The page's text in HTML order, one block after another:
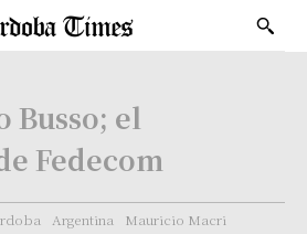
Busso; el
Fedecom
Argentina
Mauricio Macri